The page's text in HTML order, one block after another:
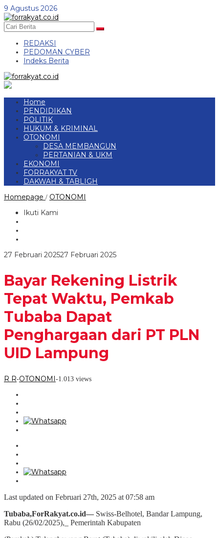
Skip
to
content
9 Agustus 2026
REDAKSI
PEDOMAN CYBER
Indeks Berita
Home
PENDIDIKAN
POLITIK
HUKUM & KRIMINAL
OTONOMI
DESA MEMBANGUN
PERTANIAN & UKM
EKONOMI
FORRAKYAT TV
DAKWAH & TABLIGH
Homepage / OTONOMI
Dapat
Penghargaan
PLN
Lampung
Ikuti Kami
27 Februari 202527 Februari 2025oleh
Bayar Rekening Listrik
Tepat Waktu, Pemkab
Tubaba Dapat
Penghargaan dari PT PLN
UID Lampung
R R-OTONOMI-1.013 views
Last updated on Februari 27th, 2025 at 07:58 am
Tubaba,ForRakyat.co.id— Swiss-Belhotel, Bandar Lampung,
Rabu (26/02/2025),_ Pemerintah Kabupaten